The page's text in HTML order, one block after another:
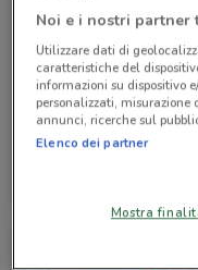
Alpitour
Noi e i nostri
Utilizzare dati di
caratteristiche del
informazioni su dispositivo
personalizzati,
annunci, ricerche sul
Elenco dei partner
Mostra